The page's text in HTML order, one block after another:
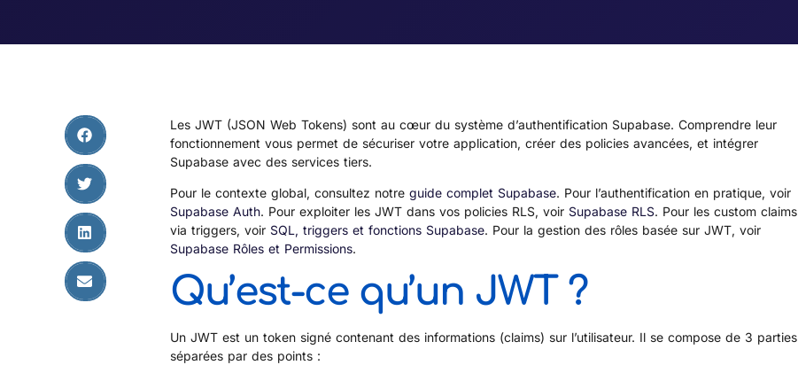
Les JWT (JSON Web Tokens) sont au cœur du système d’authentification Supabase. Comprendre leur
fonctionnement vous permet de sécuriser votre application, créer des policies avancées, et intégrer
Supabase avec des services tiers.
Pour le contexte global, consultez notre guide complet Supabase. Pour l’authentification en pratique, voir
Supabase Auth. Pour exploiter les JWT dans vos policies RLS, voir Supabase RLS. Pour les custom claims
via triggers, voir SQL, triggers et fonctions Supabase. Pour la gestion des rôles basée sur JWT, voir
Supabase Rôles et Permissions.
Qu’est-ce qu’un JWT ?
Un JWT est un token signé contenant des informations (claims) sur l’utilisateur. Il se compose de 3 parties
séparées par des points :